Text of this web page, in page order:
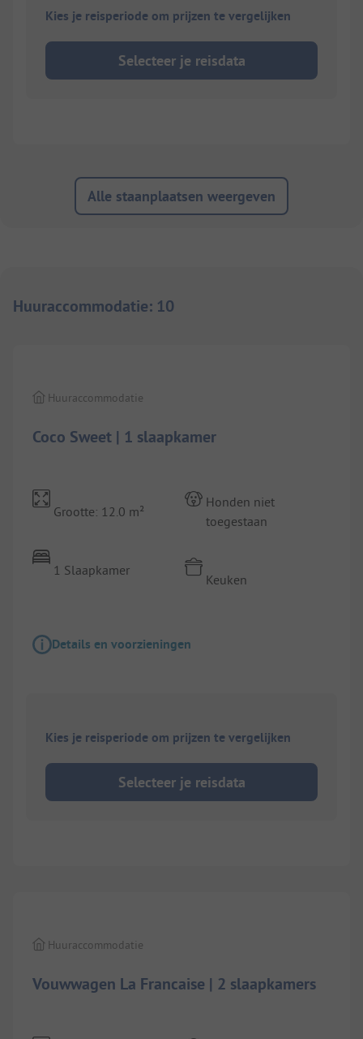
Kies je reisperiode om prijzen te vergelijken
Selecteer je reisdata
Alle staanplaatsen weergeven
Huuraccommodatie: 10
Coco Sweet | 1 slaapkamer
Huuraccommodatie
Grootte: 12.0 m²
1 Slaapkamer
Honden niet
toegestaan
Keuken
Details en voorzieningen
Kies je reisperiode om prijzen te vergelijken
Selecteer je reisdata
Vouwwagen La Francaise | 2 slaapkamers
Huuraccommodatie